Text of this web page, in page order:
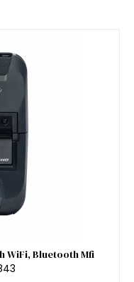
WiFi, Bluetooth Mfi